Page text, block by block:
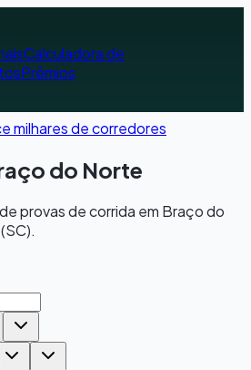
Calculadora de
Prêmios
milhares de corredores
do Norte
provas de corrida em Braço do